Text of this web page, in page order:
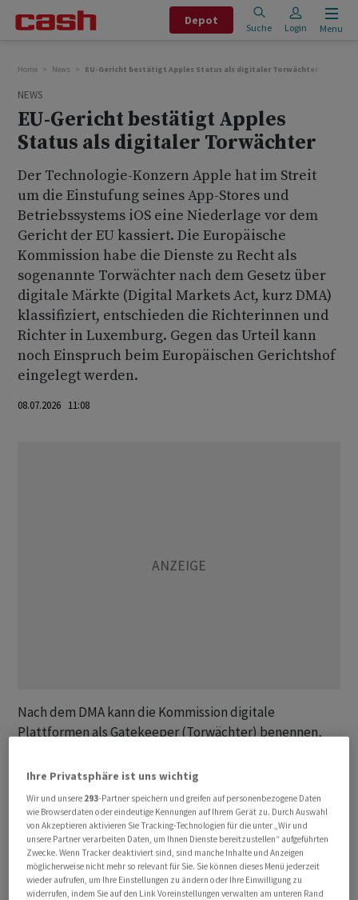
Depot
Suche Login Menu
Home News EU-Gericht bestätigt Apples Status als digitaler Torwächter
NEWS
EU-Gericht bestätigt Apples
Status als digitaler Torwächter
Der Technologie-Konzern Apple hat im Streit
um die Einstufung seines App-Stores und
Betriebssystems iOS eine Niederlage vor dem
Gericht der EU kassiert. Die Europäische
Kommission habe die Dienste zu Recht als
sogenannte Torwächter nach dem Gesetz über
digitale Märkte (Digital Markets Act, kurz DMA)
klassifiziert, entschieden die Richterinnen und
Richter in Luxemburg. Gegen das Urteil kann
noch Einspruch beim Europäischen Gerichtshof
eingelegt werden.
08.07.2026 11:08
Nach dem DMA kann die Kommission digitale
Plattformen als Gatekeeper (Torwächter) benennen,
und Verbrauchern darstellen. Für die Unternehmen
gelten dann besondere Pflichten, um einen fairen
Wettbewerb auf digitalen Märkten sicherzustellen.
Hintergrund ist die Befürchtung, dass manche grosse
Plattform-Betreiber so mächtig geworden sind, dass sie
ihre Marktposition zementieren könnten.
Ihre Privatsphäre ist uns wichtig
Wir und unsere 293-Partner speichern und greifen auf personenbezogene Daten
wie Browserdaten oder eindeutige Kennungen auf Ihrem Gerät zu. Durch Auswahl
von Akzeptieren aktivieren Sie Tracking-Technologien für die unter „Wir und
unsere Partner verarbeiten Daten, um Ihnen Dienste bereitzustellen“ aufgeführten
Zwecke. Wenn Tracker deaktiviert sind, sind manche Inhalte und Anzeigen
möglicherweise nicht mehr so relevant für Sie. Sie können dieses Menü jederzeit
wieder aufrufen, um Ihre Einstellungen zu ändern oder Ihre Einwilligung zu
widerrufen, indem Sie auf den Link Voreinstellungen verwalten am unteren Rand